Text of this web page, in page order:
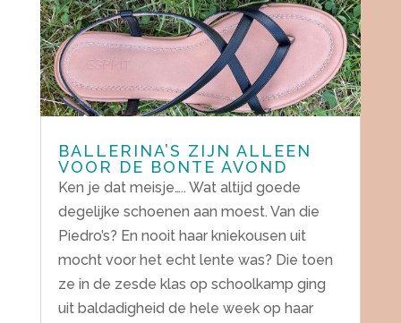
BALLERINA’S ZIJN ALLEEN
VOOR DE BONTE AVOND
Ken je dat meisje….. Wat altijd goede
degelijke schoenen aan moest. Van die
Piedro’s? En nooit haar kniekousen uit
mocht voor het echt lente was? Die toen
ze in de zesde klas op schoolkamp ging
uit baldadigheid de hele week op haar